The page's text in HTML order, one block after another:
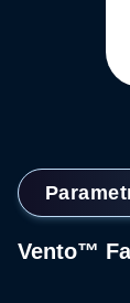
Vento™